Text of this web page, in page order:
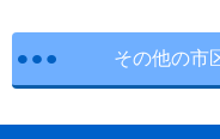
その他の市